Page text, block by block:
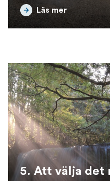
Läs mer
5. Att välja det